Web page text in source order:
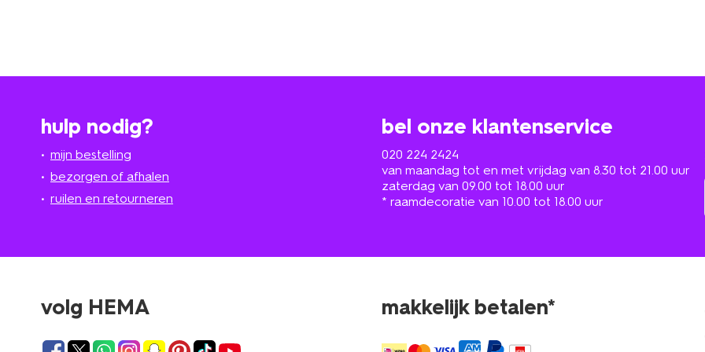
hulp nodig?
mijn bestelling
bezorgen of afhalen
ruilen en retourneren
bel onze klantenservice
020 224 2424
van maandag tot en met vrijdag van 8.30 tot 21.00 uur
zaterdag van 09.00 tot 18.00 uur
* raamdecoratie van 10.00 tot 18.00 uur
volg HEMA makkelijk betalen*